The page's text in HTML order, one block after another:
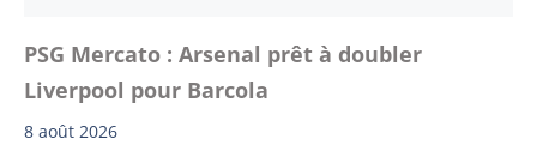
PSG Mercato : Arsenal prêt à doubler
Liverpool pour Barcola
8 août 2026